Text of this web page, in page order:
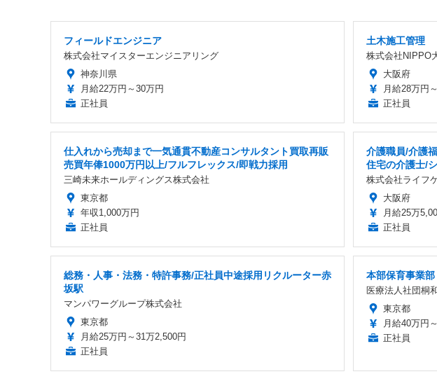
フィールドエンジニア
株式会社マイスターエンジニアリング
神奈川県
月給22万円～30万円
正社員
土木施工管理
株式会社NIPPO
大阪府
月給28万円
正社員
仕入れから売却まで一気通貫不動産コンサルタント買取再販
売買年俸1000万円以上/フルフレックス/即戦力採用
三崎未来ホールディングス株式会社
東京都
年収1,000万円
正社員
介護職員/介護
住宅の介護士/
株式会社ライフ
大阪府
月給25万
正社員
総務・人事・法務・特許事務/正社員中途採用リクルーター赤
坂駅
マンパワーグループ株式会社
東京都
月給25万円～31万2,500円
正社員
本部保育事業
医療法人社団桐
東京都
月給40万円
正社員